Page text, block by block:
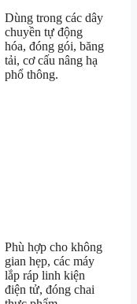
Dùng trong các dây
chuyền tự động
hóa, đóng gói, băng
tải, cơ cấu nâng hạ
phổ thông.
Phù hợp cho không
gian hẹp, các máy
lắp ráp linh kiện
điện tử, đóng chai